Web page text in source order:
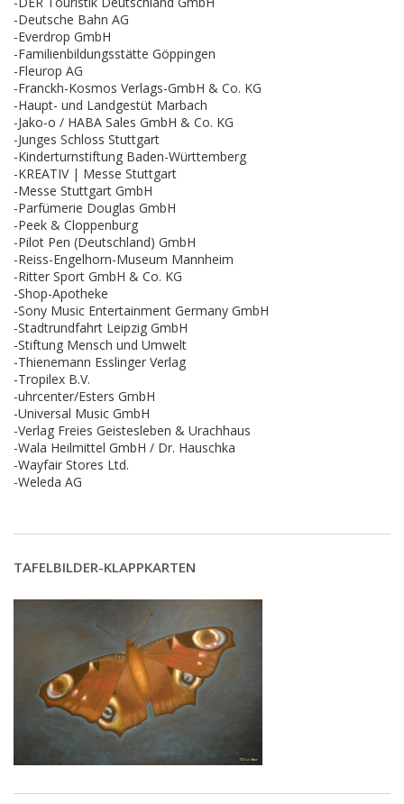
-Deutsche Bahn AG
-Everdrop GmbH
-Familienbildungsstätte Göppingen
-Fleurop AG
-Franckh-Kosmos Verlags-GmbH & Co. KG
-Haupt- und Landgestüt Marbach
-Jako-o / HABA Sales GmbH & Co. KG
-Junges Schloss Stuttgart
-Kinderturnstiftung Baden-Württemberg
-KREATIV | Messe Stuttgart
-Messe Stuttgart GmbH
-Parfümerie Douglas GmbH
-Peek & Cloppenburg
-Pilot Pen (Deutschland) GmbH
-Reiss-Engelhorn-Museum Mannheim
-Ritter Sport GmbH & Co. KG
-Shop-Apotheke
-Sony Music Entertainment Germany GmbH
-Stadtrundfahrt Leipzig GmbH
-Stiftung Mensch und Umwelt
-Thienemann Esslinger Verlag
-Tropilex B.V.
-uhrcenter/Esters GmbH
-Universal Music GmbH
-Verlag Freies Geistesleben & Urachhaus
-Wala Heilmittel GmbH / Dr. Hauschka
-Wayfair Stores Ltd.
-Weleda AG
TAFELBILDER-KLAPPKARTEN